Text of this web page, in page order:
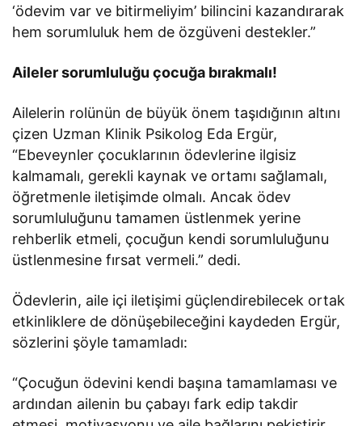
‘ödevim var ve bitirmeliyim’ bilincini kazandırarak
hem sorumluluk hem de özgüveni destekler.”
Aileler sorumluluğu çocuğa bırakmalı!
Ailelerin rolünün de büyük önem taşıdığının altını
çizen Uzman Klinik Psikolog Eda Ergür,
“Ebeveynler çocuklarının ödevlerine ilgisiz
kalmamalı, gerekli kaynak ve ortamı sağlamalı,
öğretmenle iletişimde olmalı. Ancak ödev
sorumluluğunu tamamen üstlenmek yerine
rehberlik etmeli, çocuğun kendi sorumluluğunu
üstlenmesine fırsat vermeli.” dedi.
Ödevlerin, aile içi iletişimi güçlendirebilecek ortak
etkinliklere de dönüşebileceğini kaydeden Ergür,
sözlerini şöyle tamamladı:
“Çocuğun ödevini kendi başına tamamlaması ve
ardından ailenin bu çabayı fark edip takdir